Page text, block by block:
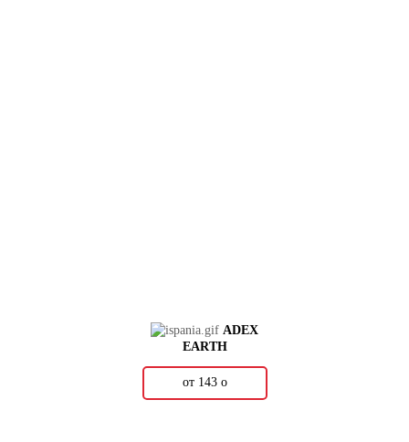
ADEX
EARTH
от 143 о